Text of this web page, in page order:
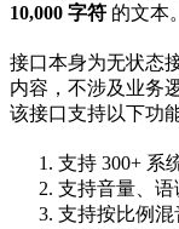
10,000 字符 的文本。
接口本身为无状态
内容，不涉及业务
该接口支持以下功
支持 300+ 系
支持音量、语
支持按比例混